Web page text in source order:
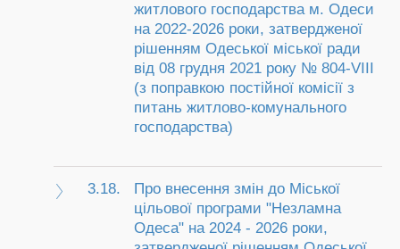
житлового господарства м. Одеси
на 2022-2026 роки, затвердженої
рішенням Одеської міської ради
від 08 грудня 2021 року № 804-VІІІ
(з поправкою постійної комісії з
питань житлово-комунального
господарства)
3.18.
Про внесення змін до Міської
цільової програми "Незламна
Одеса" на 2024 - 2026 роки,